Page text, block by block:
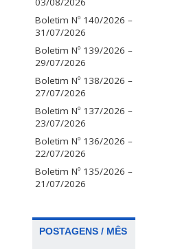
Boletim Nº 140/2026 –
31/07/2026
Boletim Nº 139/2026 –
29/07/2026
Boletim Nº 138/2026 –
27/07/2026
Boletim Nº 137/2026 –
23/07/2026
Boletim Nº 136/2026 –
22/07/2026
Boletim Nº 135/2026 –
21/07/2026
POSTAGENS / MÊS